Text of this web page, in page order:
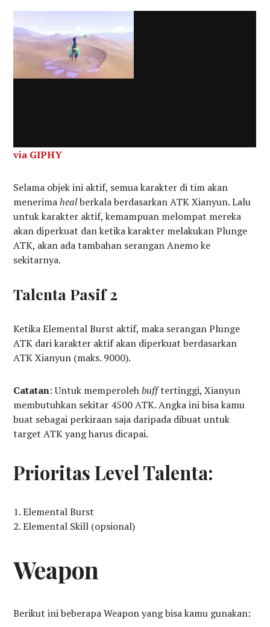
via GIPHY
Selama objek ini aktif, semua karakter di tim akan
menerimahealberkala berdasarkan ATK Xianyun. Lalu
untuk karakter aktif, kemampuan melompat mereka
akan diperkuat dan ketika karakter melakukan Plunge
ATK, akan ada tambahan serangan Anemo ke
sekitarnya.
Talenta Pasif 2
Ketika Elemental Burst aktif, maka serangan Plunge
ATK dari karakter aktif akan diperkuat berdasarkan
ATK Xianyun (maks. 9000).
Catatan: Untuk memperolehbufftertinggi, Xianyun
membutuhkan sekitar 4500 ATK. Angka ini bisa kamu
buat sebagai perkiraan saja daripada dibuat untuk
target ATK yang harus dicapai.
Prioritas Level Talenta:
Elemental Burst
Elemental Skill (opsional)
Weapon
Berikut ini beberapa Weapon yang bisa kamu gunakan: